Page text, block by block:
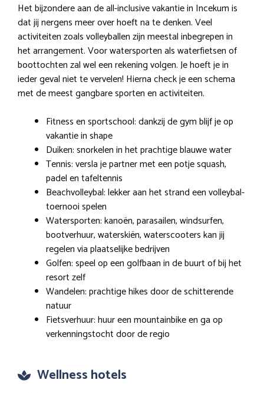
Het bijzondere aan de all-inclusive vakantie in Incekum is
dat jij nergens meer over hoeft na te denken. Veel
activiteiten zoals volleyballen zijn meestal inbegrepen in
het arrangement. Voor watersporten als waterfietsen of
boottochten zal wel een rekening volgen. Je hoeft je in
ieder geval niet te vervelen! Hierna check je een schema
met de meest gangbare sporten en activiteiten.
Fitness en sportschool: dankzij de gym blijf je op
vakantie in shape
Duiken: snorkelen in het prachtige blauwe water
Tennis: versla je partner met een potje squash,
padel en tafeltennis
Beachvolleybal: lekker aan het strand een volleybal-
toernooi spelen
Watersporten: kanoën, parasailen, windsurfen,
bootverhuur, waterskiën, waterscooters kan jij
regelen via plaatselijke bedrijven
Golfen: speel op een golfbaan in de buurt of bij het
resort zelf
Wandelen: prachtige hikes door de schitterende
natuur
Fietsverhuur: huur een mountainbike en ga op
verkenningstocht door de regio
Wellness hotels